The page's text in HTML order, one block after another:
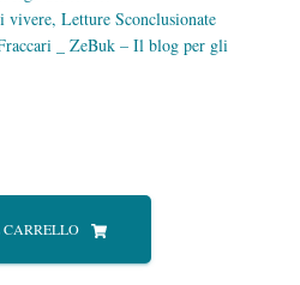
Letture Sconclusionate
_ ZeBuk – Il blog per gli